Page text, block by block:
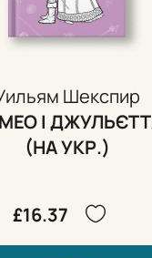
Шекспир
І
(НА УКР.)
£16.37